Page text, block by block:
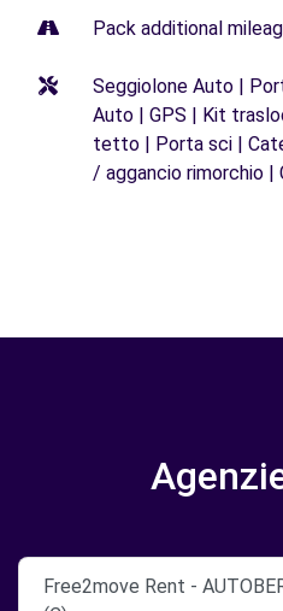
Pack additional
Seggiolone Auto |
Auto | GPS | Kit
tetto | Porta sci |
/ aggancio rimorchio |
Free2move Rent -